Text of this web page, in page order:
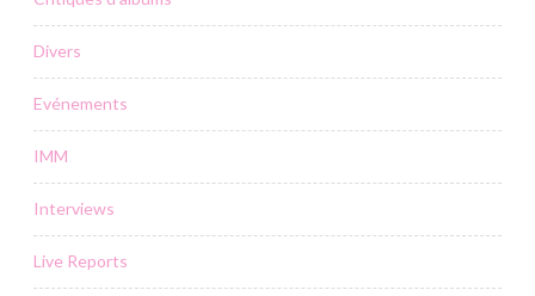
Divers
Evénements
IMM
Interviews
Live Reports